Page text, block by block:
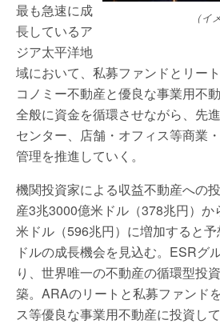
（イ
最も急速に成
⻑しているア
ジア太平洋地
域において、私募ファンドとリー
コノミー不動産と優良な事業⽤不
全般に資⾦を循環させながら、先
センター、店舗・オフィス等商業
管理を推進していく。
機関投資家による収益不動産への
産3兆3000億⽶ドル（378兆円）
⽶ドル（596兆円）に増加すると
ドルの成⻑機会を見込む。ESRグ
り、世界唯⼀の不動産の循環型投
築。ARAのリートと私募ファンド
ス等優良な事業⽤不動産に投資し